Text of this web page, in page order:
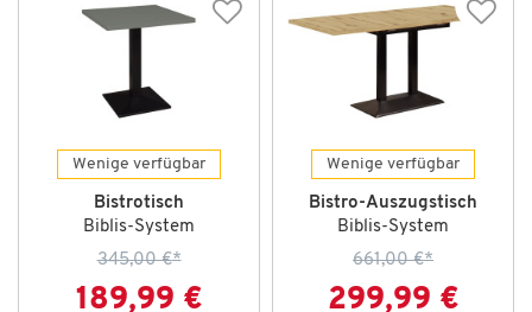
Wenige verfügbar
Bistrotisch
Biblis-System
345,00 €*
189,99 €
Wenige verfügbar
Bistro-Auszugstisch
Biblis-System
661,00 €*
299,99 €